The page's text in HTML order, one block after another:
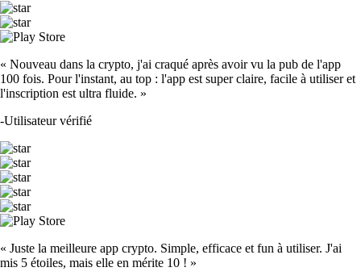
« Nouveau dans la crypto, j'ai craqué après avoir vu la pub de l'app
100 fois. Pour l'instant, au top : l'app est super claire, facile à utiliser et
l'inscription est ultra fluide. »
-Utilisateur vérifié
« Juste la meilleure app crypto. Simple, efficace et fun à utiliser. J'ai
mis 5 étoiles, mais elle en mérite 10 ! »